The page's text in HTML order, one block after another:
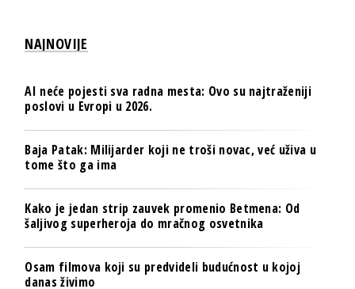
NAJNOVIJE
AI neće pojesti sva radna mesta: Ovo su najtraženiji
poslovi u Evropi u 2026.
Baja Patak: Milijarder koji ne troši novac, već uživa u
tome što ga ima
Kako je jedan strip zauvek promenio Betmena: Od
šaljivog superheroja do mračnog osvetnika
Osam filmova koji su predvideli budućnost u kojoj
danas živimo